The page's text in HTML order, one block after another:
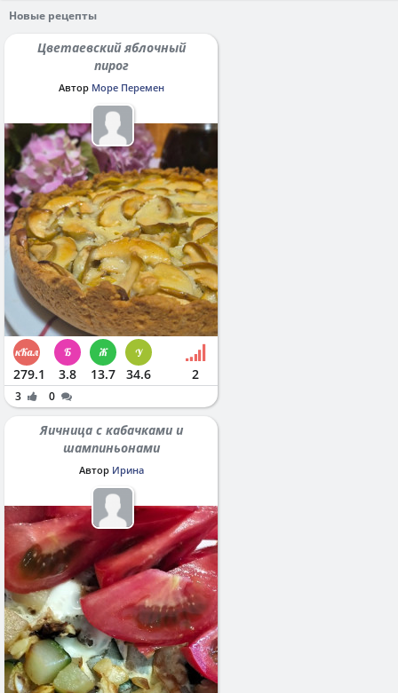
Новые рецепты
Цветаевский яблочный
пирог
Автор Море Перемен
279.1 3.8 13.7 34.6 2
3 0
Яичница с кабачками и
шампиньонами
Автор Ирина